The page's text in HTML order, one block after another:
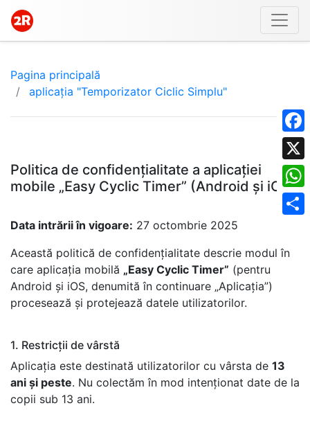
X
Pagina principală
aplicația "Temporizator Ciclic Simplu"
Politica de confidențialitate a aplicației
mobile „Easy Cyclic Timer” (Android și iOS)
Data intrării în vigoare: 27 octombrie 2025
Această politică de confidențialitate descrie modul în
care aplicația mobilă „Easy Cyclic Timer” (pentru
Android și iOS, denumită în continuare „Aplicația”)
procesează și protejează datele utilizatorilor.
1. Restricții de vârstă
Aplicația este destinată utilizatorilor cu vârsta de 13
ani și peste. Nu colectăm în mod intenționat date de la
copii sub 13 ani.